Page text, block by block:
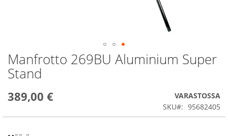
Manfrotto 269BU Aluminium Super
Stand
389,00 €
VARASTOSSA
SKU
95682405
Skip
to
the
of